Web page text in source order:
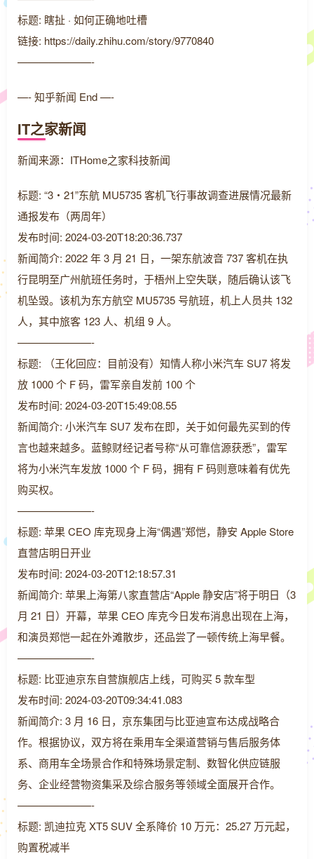
标题: 瞎扯 · 如何正确地吐槽
链接: https://daily.zhihu.com/story/9770840
———————-
—- 知乎新闻 End —-
IT之家新闻
新闻来源：ITHome之家科技新闻
标题: “3・21”东航 MU5735 客机飞行事故调查进展情况最新
通报发布（两周年）
发布时间: 2024-03-20T18:20:36.737
新闻简介: 2022 年 3 月 21 日，一架东航波音 737 客机在执
行昆明至广州航班任务时，于梧州上空失联，随后确认该飞
机坠毁。该机为东方航空 MU5735 号航班，机上人员共 132
人，其中旅客 123 人、机组 9 人。
———————-
标题: （王化回应：目前没有）知情人称小米汽车 SU7 将发
放 1000 个 F 码，雷军亲自发前 100 个
发布时间: 2024-03-20T15:49:08.55
新闻简介: 小米汽车 SU7 发布在即，关于如何最先买到的传
言也越来越多。蓝鲸财经记者号称“从可靠信源获悉”，雷军
将为小米汽车发放 1000 个 F 码，拥有 F 码则意味着有优先
购买权。
———————-
标题: 苹果 CEO 库克现身上海“偶遇”郑恺，静安 Apple Store
直营店明日开业
发布时间: 2024-03-20T12:18:57.31
新闻简介: 苹果上海第八家直营店“Apple 静安店”将于明日（3
月 21 日）开幕，苹果 CEO 库克今日发布消息出现在上海，
和演员郑恺一起在外滩散步，还品尝了一顿传统上海早餐。
———————-
标题: 比亚迪京东自营旗舰店上线，可购买 5 款车型
发布时间: 2024-03-20T09:34:41.083
新闻简介: 3 月 16 日，京东集团与比亚迪宣布达成战略合
作。根据协议，双方将在乘用车全渠道营销与售后服务体
系、商用车全场景合作和特殊场景定制、数智化供应链服
务、企业经营物资集采及综合服务等领域全面展开合作。
———————-
标题: 凯迪拉克 XT5 SUV 全系降价 10 万元：25.27 万元起，
购置税减半